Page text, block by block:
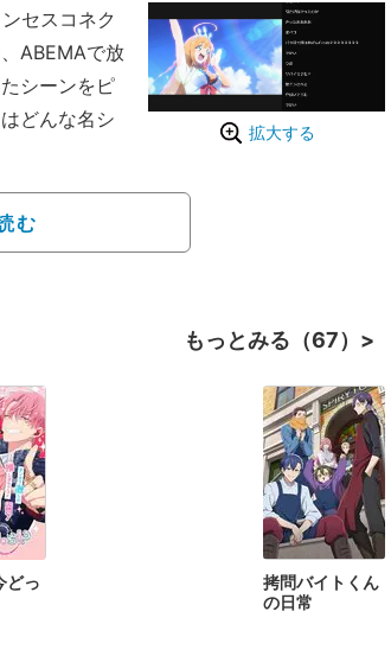
拡大する
セスコネク
ABEMAで放
シーンをピ
どんな名シ
ヌ、コッコ
む
もっとみる（67）
どっ
拷問バイトくん
の日常